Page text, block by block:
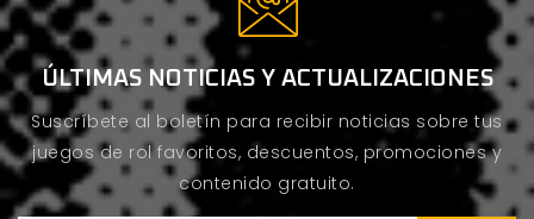
ÚLTIMAS NOTICIAS Y ACTUALIZACIONES
Suscríbete al boletín para recibir noticias sobre tus
juegos de rol favoritos, descuentos, promociones y
contenido gratuito.